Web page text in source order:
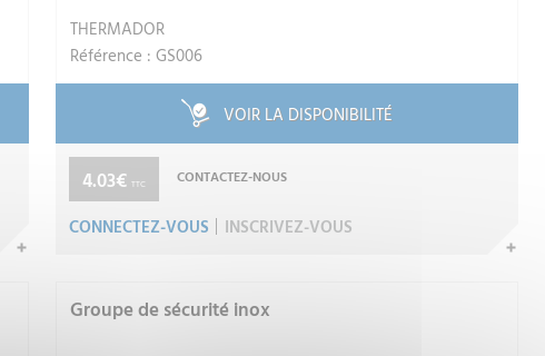
THERMADOR
Référence : GS006
VOIR LA DISPONIBILITÉ
4.03€ TTC CONTACTEZ-NOUS
CONNECTEZ-VOUS INSCRIVEZ-VOUS
Groupe de sécurité inox